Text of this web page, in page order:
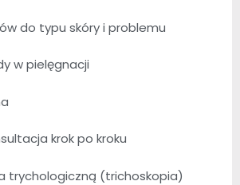
do typu skóry i problemu
w pielęgnacji
krok po kroku
trychologiczną (trichoskopia)